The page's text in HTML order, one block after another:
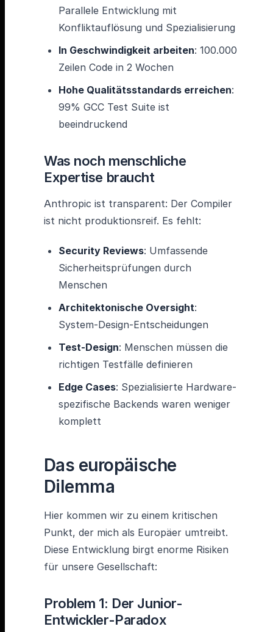
Parallele Entwicklung mit
Konfliktauflösung und Spezialisierung
In Geschwindigkeit arbeiten: 100.000
Zeilen Code in 2 Wochen
Hohe Qualitätsstandards erreichen:
99% GCC Test Suite ist
beeindruckend
Was noch menschliche
Expertise braucht
Anthropic ist transparent: Der Compiler
ist nicht produktionsreif. Es fehlt:
Security Reviews: Umfassende
Sicherheitsprüfungen durch
Menschen
Architektonische Oversight:
System-Design-Entscheidungen
Test-Design: Menschen müssen die
richtigen Testfälle definieren
Edge Cases: Spezialisierte Hardware-
spezifische Backends waren weniger
komplett
Das europäische
Dilemma
Hier kommen wir zu einem kritischen
Punkt, der mich als Europäer umtreibt.
Diese Entwicklung birgt enorme Risiken
für unsere Gesellschaft:
Problem 1: Der Junior-
Entwickler-Paradox